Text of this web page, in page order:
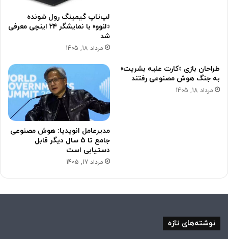
لپ‌تاپ گیمینگ رول شونده
«لنوو» با نمایشگر ۲۴ اینچی معرفی
شد
مرداد 18, 1405
طراحان بازی «کارت علیه بشریت»
به جنگ هوش مصنوعی رفتند
مرداد 18, 1405
مدیرعامل انویدیا: هوش مصنوعی
جامع تا 5 سال دیگر قابل
دستیابی است
مرداد 17, 1405
نوشته‌های تازه